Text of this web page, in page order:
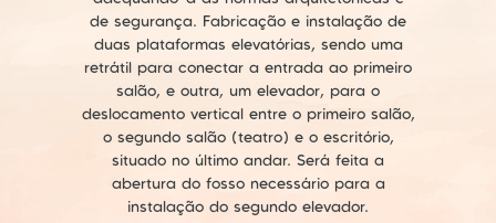
de segurança. Fabricação e instalação de
duas plataformas elevatórias, sendo uma
retrátil para conectar a entrada ao primeiro
salão, e outra, um elevador, para o
deslocamento vertical entre o primeiro salão,
o segundo salão (teatro) e o escritório,
situado no último andar. Será feita a
abertura do fosso necessário para a
instalação do segundo elevador.